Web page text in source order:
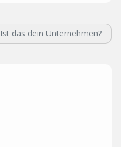
Ist das dein Unternehmen?